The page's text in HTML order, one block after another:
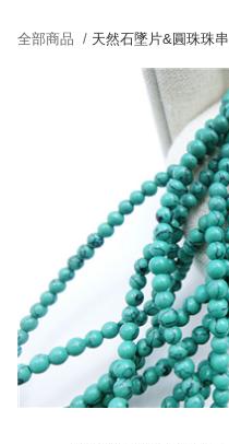
全部商品 / 天然石墜片&圓珠珠串